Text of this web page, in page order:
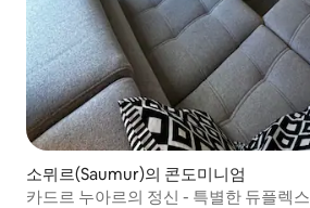
소뮈르(Saumur)의 콘도미니엄
카드르 누아르의 정신 - 특별한 듀플렉스